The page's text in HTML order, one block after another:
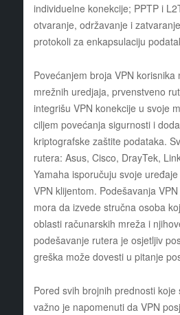
individuelne konekcije; PPTP i
otvaranje, održavanje i
protokoli za enkapsulaciju
Povećanjem broja VPN korisnika
mrežnih uredjaja, prvenstveno
integrišu VPN konekcije u svoje
ciljem povećanja sigurnosti i
kriptografske zaštite podataka.
rutera: Asus, Cisco, DrayTek,
Yamaha isporučuju svoje
VPN klijentom. Podešavanja
mora da izvede stručna osoba
oblasti računarskih mreža i
podešavanje rutera je osjetljiv
greška može dovesti u pitanje
Pored svih brojnih prednosti
važno je napomenuti da VPN